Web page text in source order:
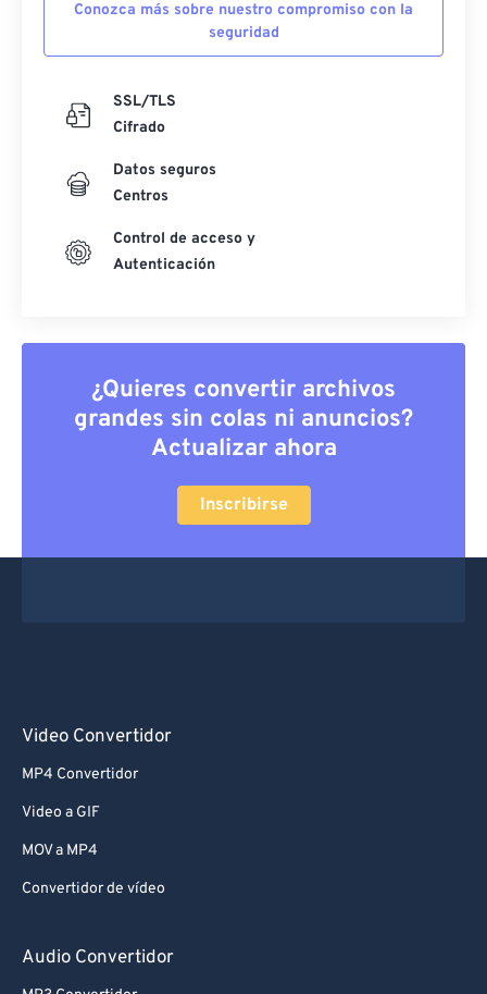
Conozca más sobre nuestro compromiso con la
seguridad
SSL/TLS
Cifrado
Datos seguros
Centros
Control de acceso y
Autenticación
¿Quieres convertir archivos
grandes sin colas ni anuncios?
Actualizar ahora
Inscribirse
Video Convertidor
MP4 Convertidor
Video a GIF
MOV a MP4
Convertidor de vídeo
Audio Convertidor